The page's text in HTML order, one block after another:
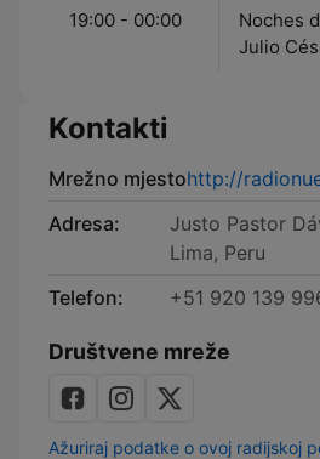
19:00 - 00:00
Noches
Julio
Kontakti
Mrežno mjestohttp://
Adresa:
Justo Pastor
Lima, Peru
Telefon:
+51 920 139
Društvene mreže
Ažuriraj podatke o ovoj radijskoj